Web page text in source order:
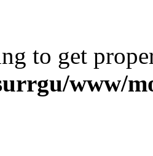
to get
www/